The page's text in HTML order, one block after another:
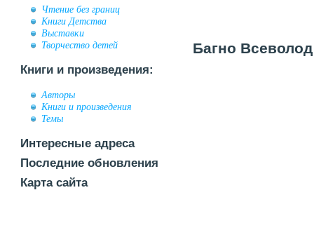
Чтение без границ
Книги Детства
Выставки
Творчество детей
Книги и произведения:
Авторы
Книги и произведения
Темы
Интересные адреса
Последние обновления
Карта сайта
Багно